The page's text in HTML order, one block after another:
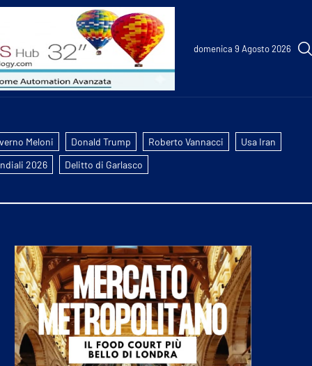
domenica 9 Agosto 2026
Meloni Donald Trump Roberto Vannacci
Usa Iran
2026
Delitto di Garlasco